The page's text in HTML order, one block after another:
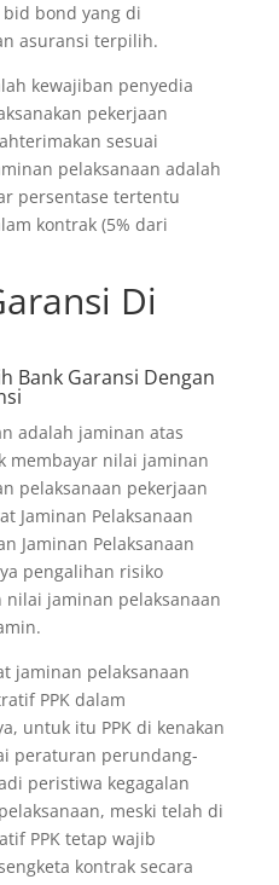
bond yang di
asuransi terpilih.
kewajiban penyedia
pekerjaan
sesuai
pelaksanaan adalah
persentase tertentu
kontrak (5% dari
Di
Bank Garansi Dengan
adalah jaminan atas
membayar nilai jaminan
pelaksanaan pekerjaan
Jaminan Pelaksanaan
Jaminan Pelaksanaan
pengalihan risiko
jaminan pelaksanaan
jaminan pelaksanaan
PPK dalam
untuk itu PPK di kenakan
peraturan perundang-
peristiwa kegagalan
meski telah di
PPK tetap wajib
kontrak secara